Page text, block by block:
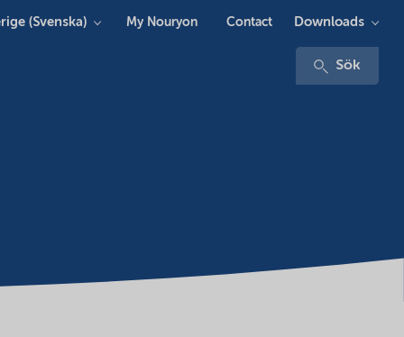
Sök
(Svenska) My Nouryon Contact Downloads